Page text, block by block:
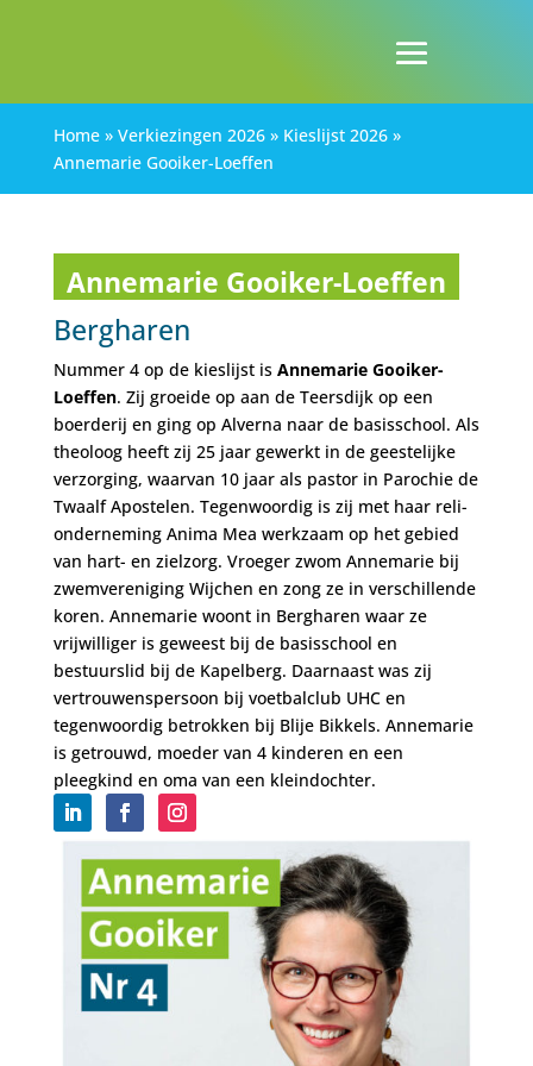
Home» Verkiezingen 2026» Kieslijst 2026»
Annemarie Gooiker-Loeffen
Annemarie Gooiker-Loeffen
Bergharen
Nummer 4 op de kieslijst is Annemarie Gooiker-
Loeffen. Zij groeide op aan de Teersdijk op een
boerderij en ging op Alverna naar de basisschool. Als
theoloog heeft zij 25 jaar gewerkt in de geestelijke
verzorging, waarvan 10 jaar als pastor in Parochie de
Twaalf Apostelen. Tegenwoordig is zij met haar reli-
onderneming Anima Mea werkzaam op het gebied
van hart- en zielzorg. Vroeger zwom Annemarie bij
zwemvereniging Wijchen en zong ze in verschillende
koren. Annemarie woont in Bergharen waar ze
vrijwilliger is geweest bij de basisschool en
bestuurslid bij de Kapelberg. Daarnaast was zij
vertrouwenspersoon bij voetbalclub UHC en
tegenwoordig betrokken bij Blije Bikkels. Annemarie
is getrouwd, moeder van 4 kinderen en een
pleegkind en oma van een kleindochter.